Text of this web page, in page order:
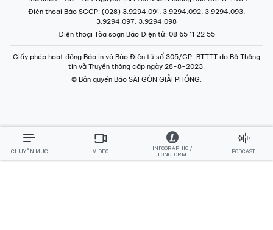
Điện thoại Báo SGGP: (028) 3.9294.091, 3.9294.092, 3.9294.093,
3.9294.097, 3.9294.098
Điện thoại Tòa soạn Báo Điện tử: 08 65 11 22 55
Giấy phép hoạt động Báo in và Báo Điện tử số 305/GP-BTTTT do Bộ Thông
tin và Truyền thông cấp ngày 28-8-2023.
© Bản quyền Báo SÀI GÒN GIẢI PHÓNG.
CHUYÊN MỤC VIDEO
INFOGRAPHIC /
LONGFORM
PODCAST